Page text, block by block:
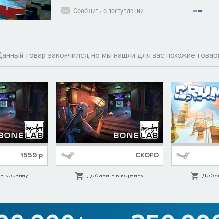
Сообщить о поступлении
товар закончился, но мы нашли для вас похожие
1559 р
корзину
СКОРО
Добавить в корзину